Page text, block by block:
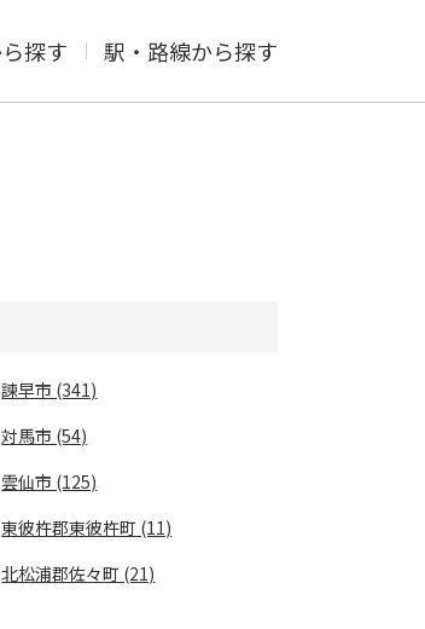
探す 駅・路線から探す
諫早市 (341)
対馬市 (54)
雲仙市 (125)
東彼杵郡東彼杵町 (11)
北松浦郡佐々町 (21)